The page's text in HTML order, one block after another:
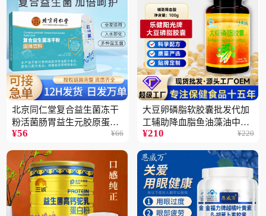
北京同仁堂复合益生菌冻干
粉活菌肠胃益生元胶原蛋白
固体饮料批发3件
¥56 ¥66
大豆卵磷脂软胶囊批发代加
工辅助降血脂鱼油藻油中老
年蓝帽保健品5瓶
¥210 ¥220